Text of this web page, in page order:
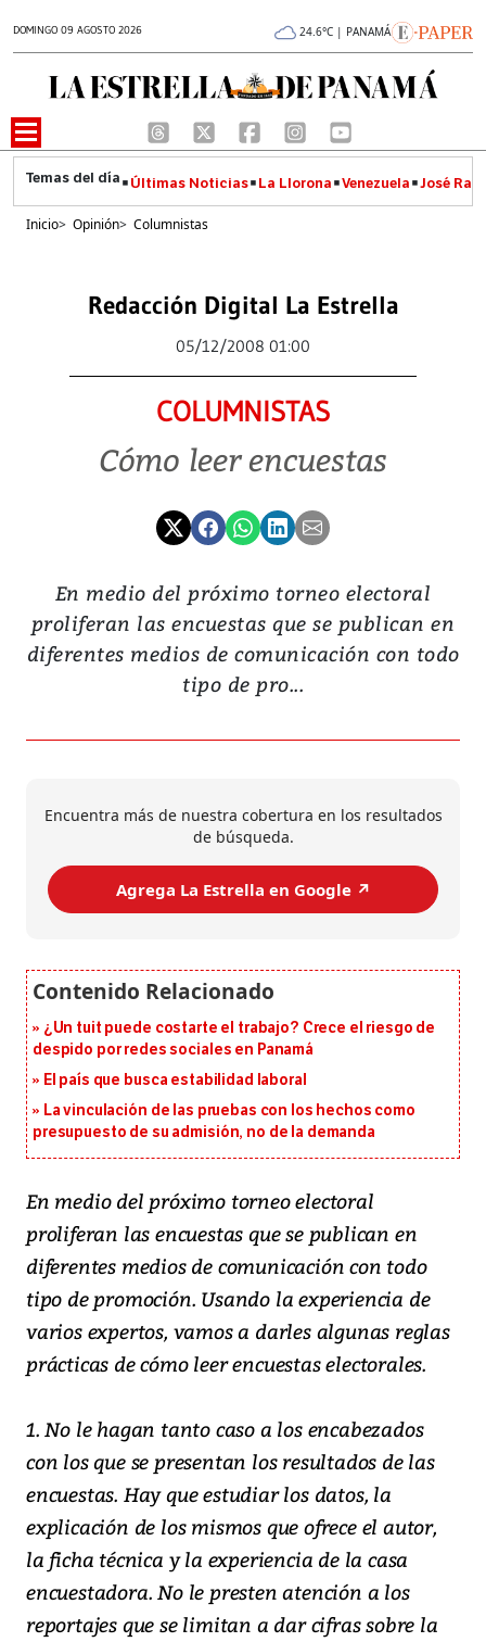
DOMINGO 09 AGOSTO 2026 24.6°C | PANAMÁ
Últimas Noticias La Llorona Venezuela José
Inicio> Opinión> Columnistas
Redacción Digital La Estrella
05/12/2008 01:00
COLUMNISTAS
Cómo leer encuestas
En medio del próximo torneo electoral
proliferan las encuestas que se publican en
diferentes medios de comunicación con todo
tipo de pro...
Encuentra más de nuestra cobertura en los resultados
de búsqueda.
Agrega La Estrella en Google ↗️
¿Un tuit puede costarte el trabajo? Crece el riesgo de
despido por redes sociales en Panamá
El país que busca estabilidad laboral
La vinculación de las pruebas con los hechos como
presupuesto de su admisión, no de la demanda
En medio del próximo torneo electoral
proliferan las encuestas que se publican en
diferentes medios de comunicación con todo
tipo de promoción. Usando la experiencia de
varios expertos, vamos a darles algunas reglas
prácticas de cómo leer encuestas electorales.
1. No le hagan tanto caso a los encabezados
con los que se presentan los resultados de las
encuestas. Hay que estudiar los datos, la
explicación de los mismos que ofrece el autor,
la ficha técnica y la experiencia de la casa
encuestadora. No le presten atención a los
reportajes que se limitan a dar cifras sobre la